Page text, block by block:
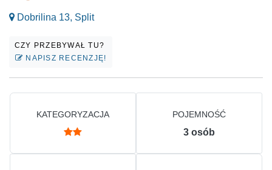
Dobrilina 13, Split
CZY PRZEBYWAŁ TU?
NAPISZ RECENZJĘ!
KATEGORYZACJA POJEMNOŚĆ
3 osób